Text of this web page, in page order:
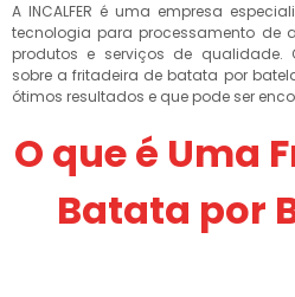
A INCALFER é uma empresa
tecnologia para processamento de
produtos e serviços de qualidade.
sobre a fritadeira de batata por
ótimos resultados e que pode ser
O que é Uma
Batata por